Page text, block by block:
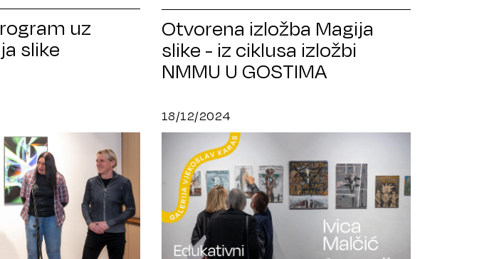
uz
slike
Otvorena izložba Magija
slike - iz ciklusa izložbi
NMMU U GOSTIMA
18/12/2024